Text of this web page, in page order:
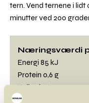
tern. Vend ternene i
minutter ved 200
Næringsværdi
Energi 85 kJ
Protein 0,6 g
Kulhydrat 4,2 g
Fedt 0,1 g